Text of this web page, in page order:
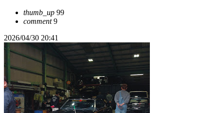
thumb_up 99
comment9
2026/04/30 20:41